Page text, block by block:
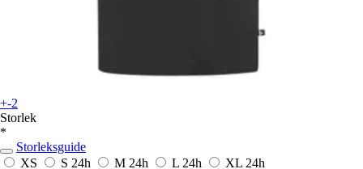
+-2
Storlek
*
Storleksguide
XS
S 24h M 24h L 24h XL 24h